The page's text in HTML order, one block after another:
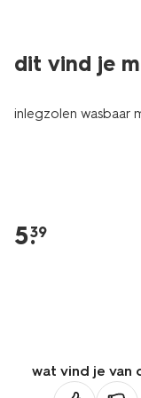
dit vind je
inlegzolen wasbaar
5.
39
wat vind je van